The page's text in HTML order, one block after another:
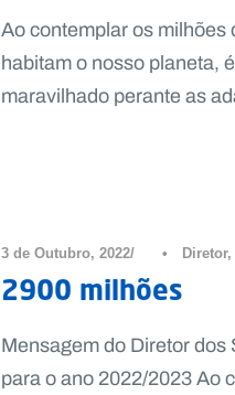
Ao contemplar os milhões
habitam o nosso planeta,
maravilhado perante as
3 de Outubro, 2022 • Diretor,
2900 milhões
Mensagem do Diretor
para o ano 2022/2023 Ao